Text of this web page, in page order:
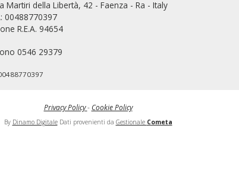
Martiri della Libertà, 42 - Faenza - Ra - Italy
00488770397
R.E.A. 94654
0546 29379
Privacy Policy - Cookie Policy
By Dinamo Digitale Dati provenienti da Gestionale Cometa